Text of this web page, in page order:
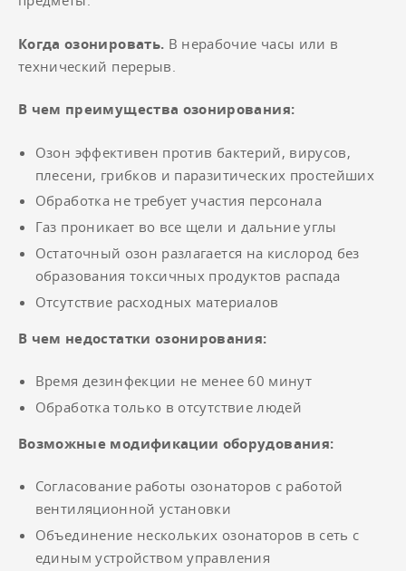
Когда озонировать. В нерабочие часы или в
технический перерыв.
В чем преимущества озонирования:
Озон эффективен против бактерий, вирусов,
плесени, грибков и паразитических простейших
Обработка не требует участия персонала
Газ проникает во все щели и дальние углы
Остаточный озон разлагается на кислород без
образования токсичных продуктов распада
Отсутствие расходных материалов
В чем недостатки озонирования:
Время дезинфекции не менее 60 минут
Обработка только в отсутствие людей
Возможные модификации оборудования:
Согласование работы озонаторов с работой
вентиляционной установки
Объединение нескольких озонаторов в сеть с
единым устройством управления